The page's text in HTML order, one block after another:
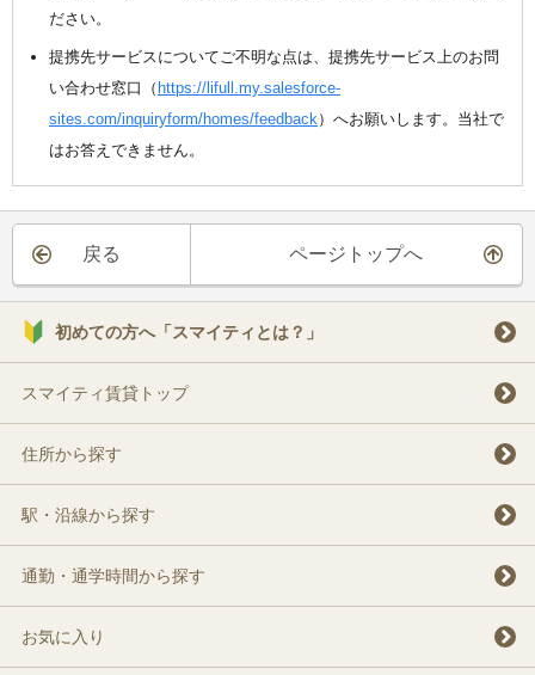
ださい。
提携先サービスについてご不明な点は、提携先サービス上のお問
い合わせ窓口（ https://lifull.my.salesforce-
sites.com/inquiryform/homes/feedback ）へお願いします。当社で
はお答えできません。
戻る ページトップへ
初めての方へ「スマイティとは？」
スマイティ賃貸トップ
住所から探す
駅・沿線から探す
通勤・通学時間から探す
お気に入り